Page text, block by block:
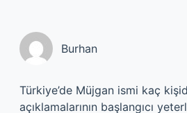
Burhan
Türkiye’de Müjgan ismi kaç
açıklamalarının başlangıcı